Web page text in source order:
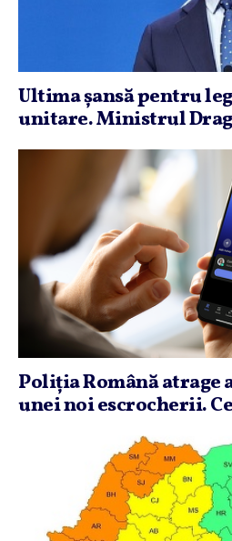
Ultima şansă pentru
unitare. Ministrul
Poliţia Română atrage
unei noi escrocherii.